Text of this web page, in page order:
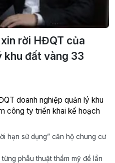
rời HĐQT của
khu đất vàng 33
doanh nghiệp quản lý khu
công ty triển khai kế hoạch
hạn sử dụng” căn hộ chung cư
phẫu thuật thẩm mỹ để lẩn